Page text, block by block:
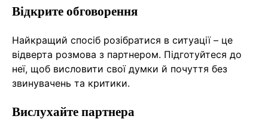
Відкрите обговорення
Найкращий спосіб розібратися в ситуації – це
відверта розмова з партнером. Підготуйтеся до
неї, щоб висловити свої думки й почуття без
звинувачень та критики.
Вислухайте партнера